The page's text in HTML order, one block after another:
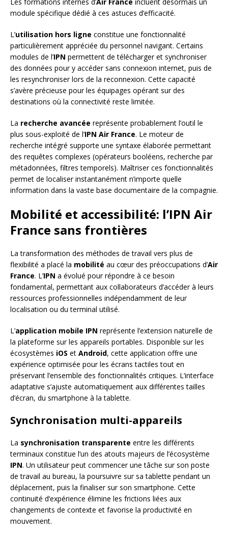
Les formations internes d’Air France incluent désormais un
module spécifique dédié à ces astuces d’efficacité.
L’utilisation hors ligne constitue une fonctionnalité
particulièrement appréciée du personnel navigant. Certains
modules de l’IPN permettent de télécharger et synchroniser
des données pour y accéder sans connexion internet, puis de
les resynchroniser lors de la reconnexion. Cette capacité
s’avère précieuse pour les équipages opérant sur des
destinations où la connectivité reste limitée.
La recherche avancée représente probablement l’outil le
plus sous-exploité de l’IPN Air France. Le moteur de
recherche intégré supporte une syntaxe élaborée permettant
des requêtes complexes (opérateurs booléens, recherche par
métadonnées, filtres temporels). Maîtriser ces fonctionnalités
permet de localiser instantanément n’importe quelle
information dans la vaste base documentaire de la compagnie.
Mobilité et accessibilité: l’IPN Air
France sans frontières
La transformation des méthodes de travail vers plus de
flexibilité a placé la mobilité au cœur des préoccupations d’Air
France. L’IPN a évolué pour répondre à ce besoin
fondamental, permettant aux collaborateurs d’accéder à leurs
ressources professionnelles indépendamment de leur
localisation ou du terminal utilisé.
L’application mobile IPN représente l’extension naturelle de
la plateforme sur les appareils portables. Disponible sur les
écosystèmes iOS et Android, cette application offre une
expérience optimisée pour les écrans tactiles tout en
préservant l’ensemble des fonctionnalités critiques. L’interface
adaptative s’ajuste automatiquement aux différentes tailles
d’écran, du smartphone à la tablette.
Synchronisation multi-appareils
La synchronisation transparente entre les différents
terminaux constitue l’un des atouts majeurs de l’écosystème
IPN. Un utilisateur peut commencer une tâche sur son poste
de travail au bureau, la poursuivre sur sa tablette pendant un
déplacement, puis la finaliser sur son smartphone. Cette
continuité d’expérience élimine les frictions liées aux
changements de contexte et favorise la productivité en
mouvement.